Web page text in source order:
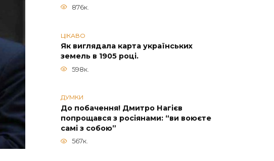
876к.
ЦІКАВО
Як виглядала карта українських
земель в 1905 році.
598к.
ДУМКИ
До побачення! Дмитро Нагієв
попрощався з росіянами: “ви воюєте
самі з собою”
567к.